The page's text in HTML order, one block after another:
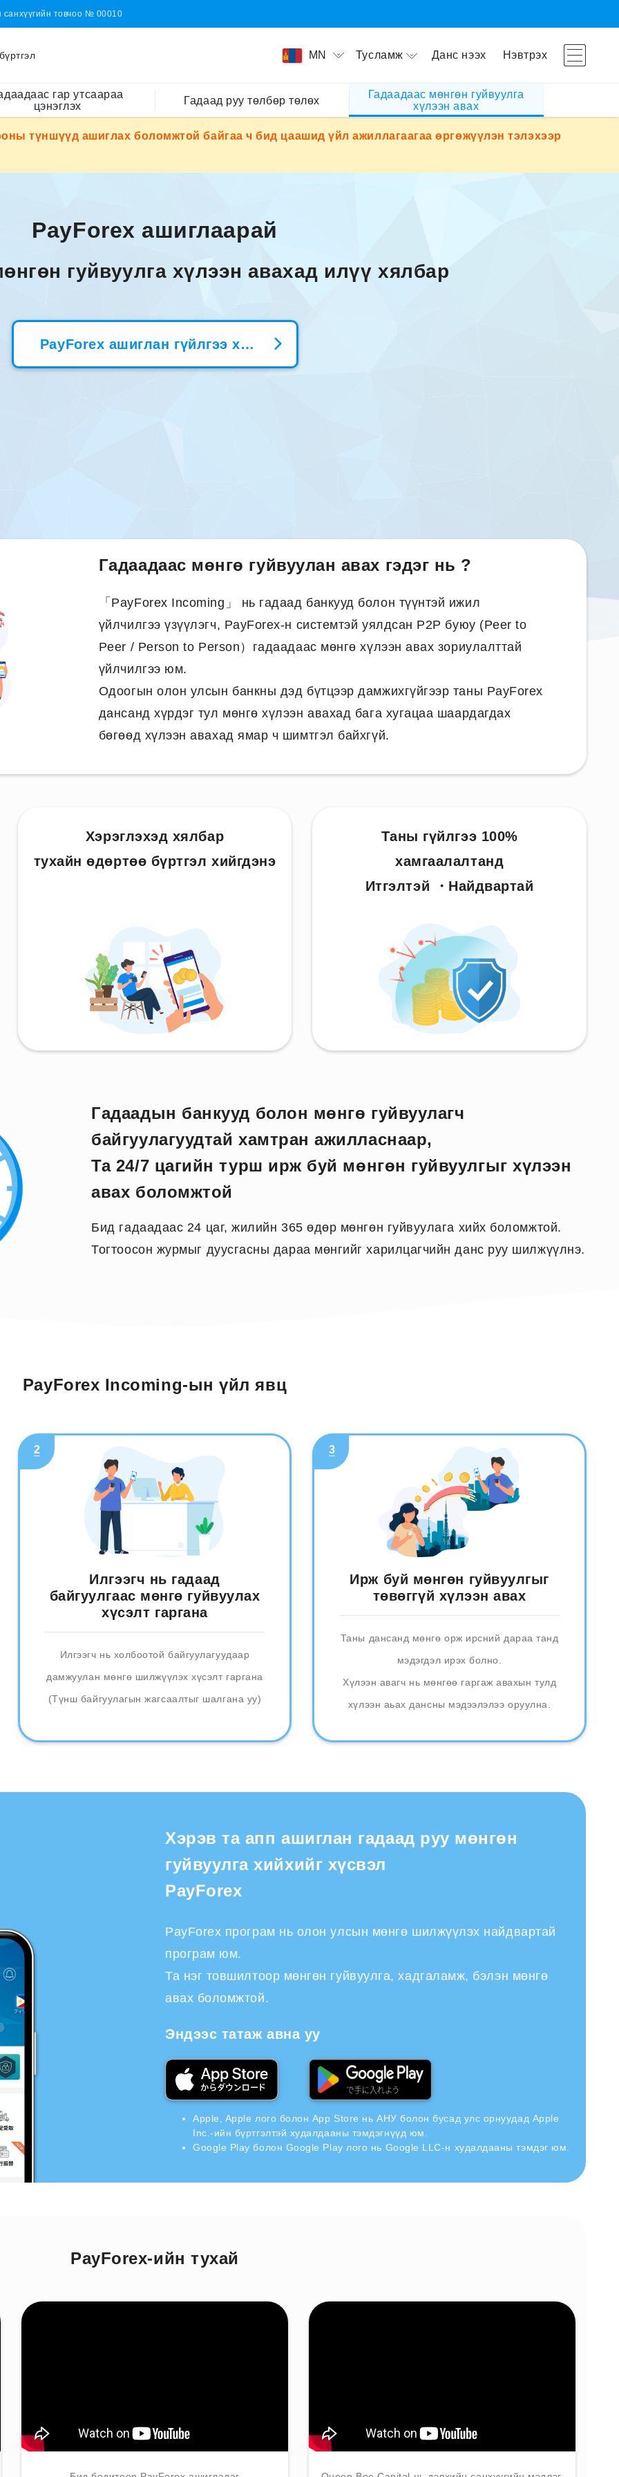
санхүүгийн товчоо № 00010
MN Тусламж Данс нээх Нэвтрэх
гар утсаараа
цэнэглэх
Гадаад руу төлбөр төлөх
Гадаадаас мөнгөн гуйвуулга
хүлээн авах
түншүүд ашиглах боломжтой байгаа ч бид цаашид үйл ажиллагаагаа өргөжүүлэн тэлэхээр
PayForex ашиглаарай
гуйвуулга хүлээн авахад илүү хялбар
PayForex ашиглан гүйлгээ хүлээн авах
Гадаадаас мөнгө гуйвуулан авах гэдэг нь ?
「PayForex Incoming」 нь гадаад банкууд болон түүнтэй ижил
үйлчилгээ үзүүлэгч, PayForex-н системтэй уялдсан P2P буюу (Peer to
Peer / Person to Person）гадаадаас мөнгө хүлээн авах зориулалттай
үйлчилгээ юм.
Одоогын олон улсын банкны дэд бүтцээр дамжихгүйгээр таны PayForex
дансанд хүрдэг тул мөнгө хүлээн авахад бага хугацаа шаардагдах
бөгөөд хүлээн авахад ямар ч шимтгэл байхгүй.
Хэрэглэхэд хялбар
тухайн өдөртөө бүртгэл хийгдэнэ
Таны гүйлгээ 100%
хамгаалалтанд
Итгэлтэй ・Найдвартай
Гадаадын банкууд болон мөнгө гуйвуулагч
байгуулагуудтай хамтран ажилласнаар,
Та 24/7 цагийн турш ирж буй мөнгөн гуйвуулгыг хүлээн
авах боломжтой
Бид гадаадаас 24 цаг, жилийн 365 өдөр мөнгөн гуйвуулага хийх боломжтой.
Тогтоосон журмыг дуусгасны дараа мөнгийг харилцагчийн данс руу шилжүүлнэ.
PayForex Incoming-ын үйл явц
2
Илгээгч нь гадаад
байгуулгаас мөнгө гуйвуулах
хүсэлт гаргана
Илгээгч нь холбоотой байгуулагуудаар
дамжуулан мөнгө шилжүүлэх хүсэлт гаргана
(Түнш байгуулагын жагсаалтыг шалгана уу)
3
Ирж буй мөнгөн гуйвуулгыг
төвөггүй хүлээн авах
Таны дансанд мөнгө орж ирсний дараа танд
мэдэгдэл ирэх болно.
Хүлээн авагч нь мөнгөө гаргаж авахын тулд
хүлээн аьах дансны мэдээлэлээ оруулна.
Хэрэв та апп ашиглан гадаад руу мөнгөн
гуйвуулга хийхийг хүсвэл
PayForex
PayForex програм нь олон улсын мөнгө шилжүүлэх найдвартай
програм юм.
Та нэг товшилтоор мөнгөн гуйвуулга, хадгаламж, бэлэн мөнгө
авах боломжтой.
Эндээс татаж авна уу
Apple, Apple лого болон App Store нь АНУ болон бусад улс орнуудад Apple
Inc.-ийн бүртгэлтэй худалдааны тэмдэгнүүд юм.
Google Play болон Google Play лого нь Google LLC-н худалдааны тэмдэг юм.
PayForex-ийн тухай